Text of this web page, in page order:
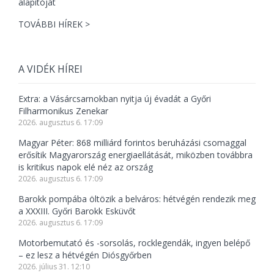
TOVÁBBI HÍREK >
A VIDÉK HÍREI
Extra: a Vásárcsarnokban nyitja új évadát a Győri
Filharmonikus Zenekar
2026. augusztus 6. 17:09
Magyar Péter: 868 milliárd forintos beruházási csomaggal
erősítik Magyarország energiaellátását, miközben továbbra
is kritikus napok elé néz az ország
2026. augusztus 6. 17:09
Barokk pompába öltözik a belváros: hétvégén rendezik meg
a XXXIII. Győri Barokk Esküvőt
2026. augusztus 6. 17:09
Motorbemutató és -sorsolás, rocklegendák, ingyen belépő
– ez lesz a hétvégén Diósgyőrben
2026. július 31. 12:10